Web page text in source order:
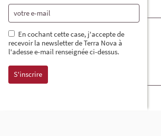
En cochant cette case, j'accepte de
recevoir la newsletter de Terra Nova à
l'adesse e-mail renseignée ci-dessus.